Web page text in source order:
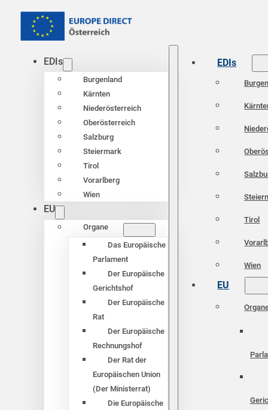
EDIs
Burgenland
Kärnten
Niederösterreich
Oberösterreich
Salzburg
Steiermark
Tirol
Vorarlberg
Wien
EU
Organe
Das Europäische
Parlament
Der Europäische
Gerichtshof
Der Europäische
Rat
Der Europäische
Rechnungshof
Der Rat der
Europäischen Union
(Der Ministerrat)
Die Europäische
EDIs
Tirol
Wien
EU